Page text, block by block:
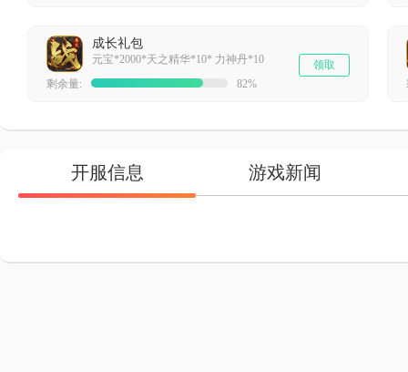
成长礼包
元宝*2000*天之精华*10* 力神丹*10
剩余量:
82%
领取
开服信息 游戏新闻